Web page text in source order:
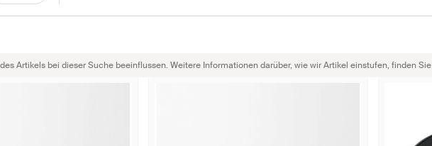
Artikels bei dieser Suche beeinflussen. Weitere Informationen darüber, wie wir Artikel einstufen, finden Sie